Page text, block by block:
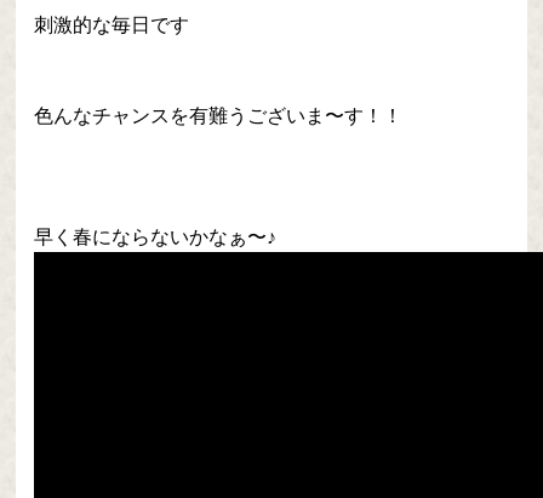
刺激的な毎日です
色んなチャンスを有難うございま〜す！！
早く春にならないかなぁ〜♪